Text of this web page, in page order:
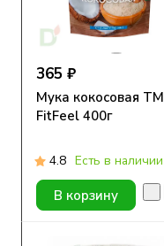
365 ₽
Мука кокосовая TM
FitFeel 400г
4.8 Есть в наличии
В корзину